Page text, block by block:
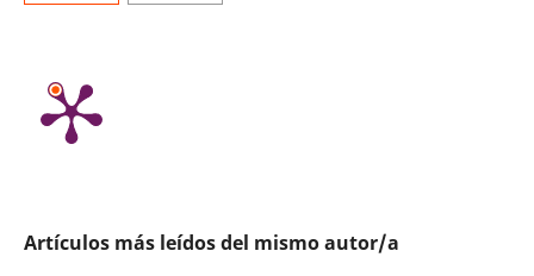
Artículos más leídos del mismo autor/a